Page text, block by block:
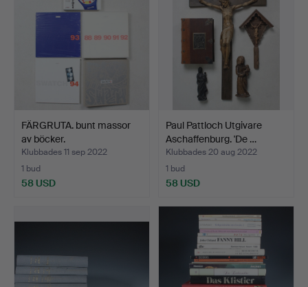
FÄRGRUTA. bunt massor
av böcker.
Klubbades 11 sep 2022
1 bud
58 USD
Paul Pattloch Utgivare
Aschaffenburg. 'De …
Klubbades 20 aug 2022
1 bud
58 USD